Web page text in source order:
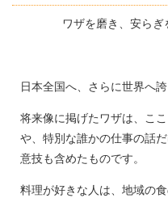
ワザを磨き、安ら
日本全国へ、さらに世界へ
将来像に掲げたワザは、こ
や、特別な誰かの仕事の話
意技も含めたものです。
料理が好きな人は、地域の